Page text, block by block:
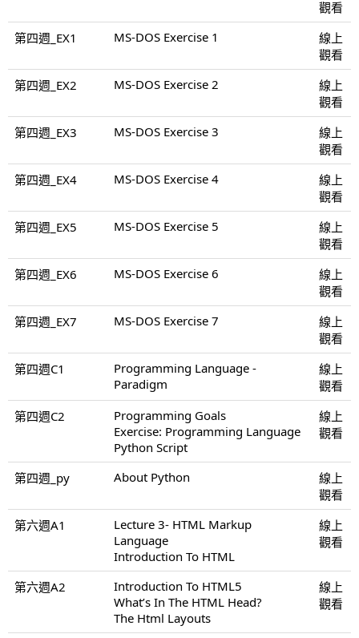
觀看
第四週_EX1
MS-DOS Exercise 1
線上
觀看
第四週_EX2
MS-DOS Exercise 2
線上
觀看
第四週_EX3
MS-DOS Exercise 3
線上
觀看
第四週_EX4
MS-DOS Exercise 4
線上
觀看
第四週_EX5
MS-DOS Exercise 5
線上
觀看
第四週_EX6
MS-DOS Exercise 6
線上
觀看
第四週_EX7
MS-DOS Exercise 7
線上
觀看
第四週C1
Programming Language -
Paradigm
線上
觀看
第四週C2
Programming Goals
Exercise: Programming Language
Python Script
線上
觀看
第四週_py About Python
線上
觀看
第六週A1
Lecture 3- HTML Markup
Language
Introduction To HTML
線上
觀看
第六週A2
Introduction To HTML5
What’s In The HTML Head?
The Html Layouts
線上
觀看